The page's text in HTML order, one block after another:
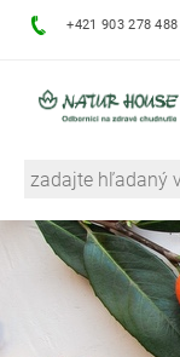
+421 903 278 488